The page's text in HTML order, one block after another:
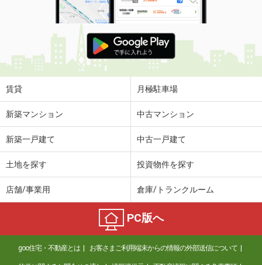
賃貸 月極駐車場
新築マンション 中古マンション
新築一戸建て 中古一戸建て
土地を探す 投資物件を探す
店舗/事業用 倉庫/トランクルーム
PC版へ
goo住宅・不動産とは お客さまご利用端末からの情報の外部送信について